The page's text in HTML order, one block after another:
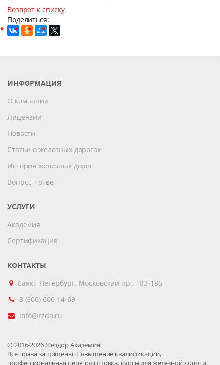
Возврат к списку
Поделиться:
ИНФОРМАЦИЯ
О компании
Лицензии
Новости
Статьи о железных дорогах
История железных дорог
Вопрос - ответ
УСЛУГИ
Академия
Сертификация
КОНТАКТЫ
Санкт-Петербург, Московский пр., 183-185
8 (800) 600-14-69
info@rzda.ru
© 2016-2026 Желдор Академия
Все права защищены. Повышение квалификации,
профессиональная переподготовка, курсы для железной дороги,